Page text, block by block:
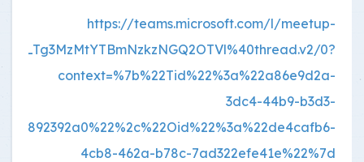
https://teams.microsoft.com/l/meetup-
0?
context=%7b%22Tid%22%3a%22a86e9d2a-
3dc4-44b9-b3d3-
4cb8-462a-b78c-7ad322efe41e%22%7d